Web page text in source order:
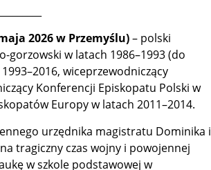
2026 w Przemyślu)– polski
w latach 1986–1993 (do
wiceprzewodniczący
Konferencji Episkopatu Polski w
Europy w latach 2011–2014.
urzędnika magistratu Dominika i
tragiczny czas wojny i powojennej
w szkole podstawowej w